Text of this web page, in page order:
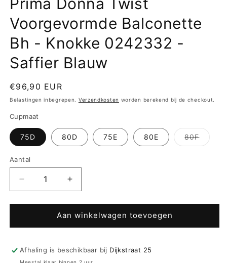
Voorgevormde Balconette
Bh - Knokke 0242332 -
Saffier Blauw
Normale
prijs
€96,90 EUR
Belastingen inbegrepen. Verzendkosten worden berekend bij de checkout.
Cupmaat
75D 80D 75E 80E 80FVariant
Aantal
Aantal
verlagen
voor
Donna
Voorgevormde
Balconette
Aantal
verhogen
voor
Prima
Donna
Voorgevormde
Balconette
Aan winkelwagen toevoegen
Afhaling is beschikbaar bij Dijkstraat 25